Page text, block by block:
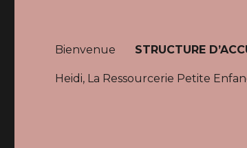
Bienvenue STRUCTURE
Heidi, La Ressourcerie Petite